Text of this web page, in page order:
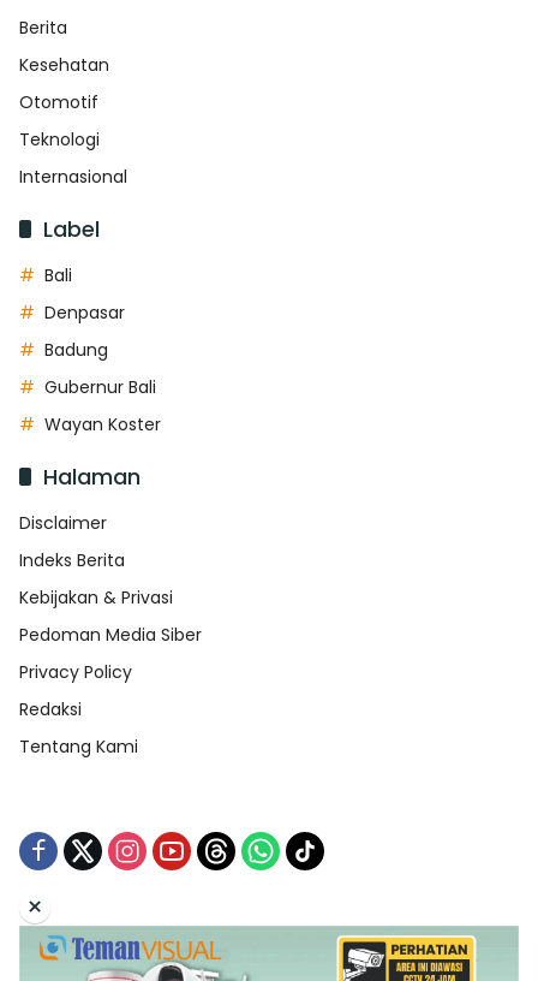
Berita
Kesehatan
Otomotif
Teknologi
Internasional
Label
Bali
Denpasar
Badung
Gubernur Bali
Wayan Koster
Halaman
Disclaimer
Indeks Berita
Kebijakan & Privasi
Pedoman Media Siber
Privacy Policy
Redaksi
Tentang Kami
Tentang Kami Redaksi
Indeks Berita
Disclaimer
Pedoman Media Siber
×